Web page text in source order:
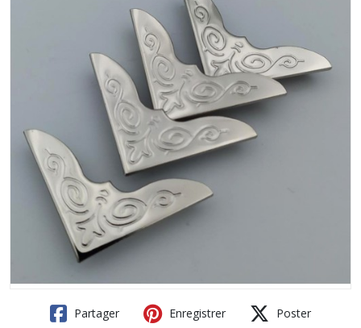
Partager Enregistrer Poster